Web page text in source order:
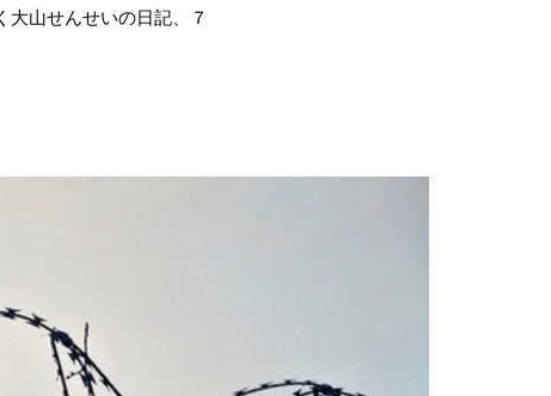
大山せんせいの日記、７